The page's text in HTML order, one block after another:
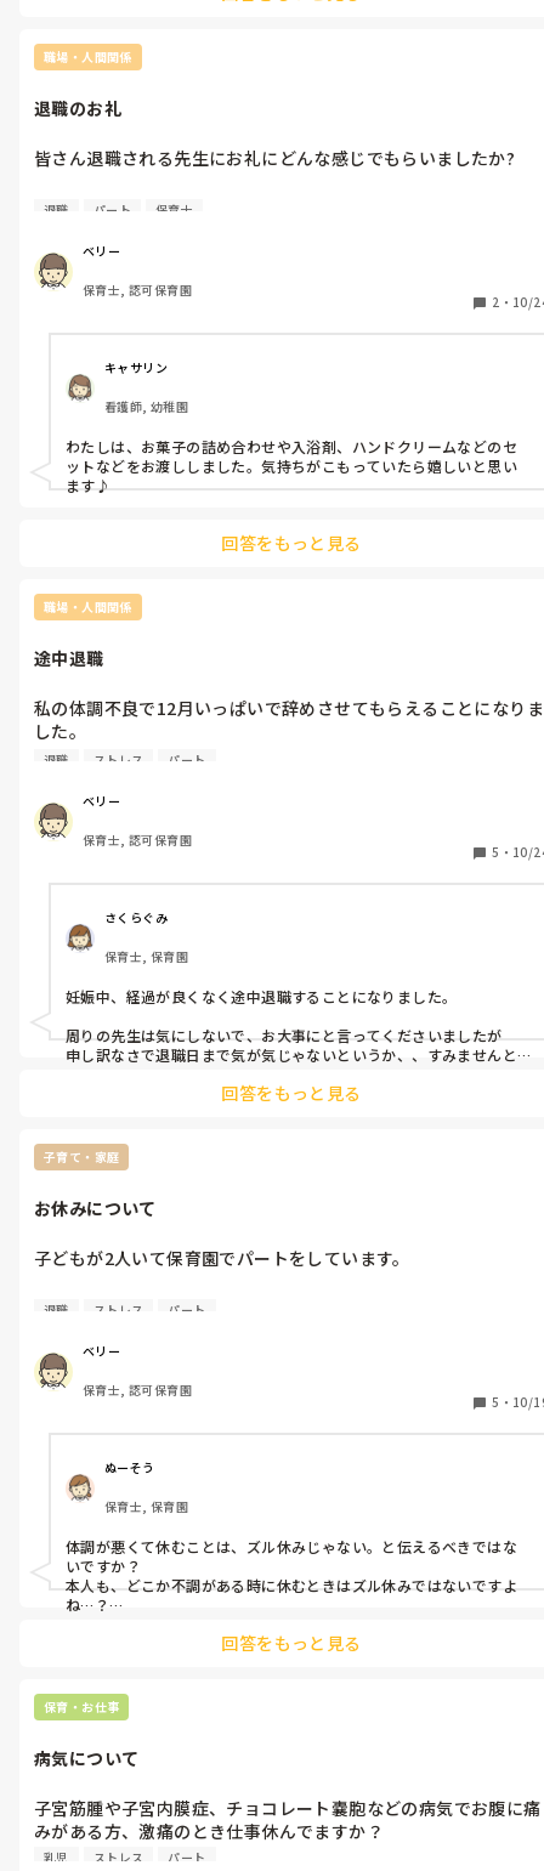
職場・人間関係
退職のお礼
皆さん退職される先生にお礼にどんな感じでもらいましたか?
辞められて渡されたことのある先生はどんなものあげましたか?
今の職場は昨年度辞められた先生は、ハンカチとティーパックと
お菓子セットで皆さんにあげられる先生やボールペンやお菓子セ
ットで渡されるなどいろんな先生がいました。
どんな感じであげようか悩んでます。
アドバイス宜しくお願いします。
退職 パート 保育士
ベリー
保育士, 認可保育園
2 ・ 10/
キャサリン
看護師, 幼稚園
わたしは、お菓子の詰め合わせや入浴剤、ハンドクリームなどのセ
ットなどをお渡ししました。気持ちがこもっていたら嬉しいと思い
ます♪
回答をもっと見る
職場・人間関係
途中退職
私の体調不良で12月いっぱいで辞めさせてもらえることになりま
した。
ホントに周りの先生には迷惑おかけするので途中退職悩みました
退職周りが知ってから退職日までが辛いなと今ひしひし感じてま
す。
退職 ストレス パート
ベリー
保育士, 認可保育園
5 ・ 10/
さくらぐみ
保育士, 保育園
妊娠中、経過が良くなく途中退職することになりました。
周りの先生は気にしないで、お大事にと言ってくださいましたが
申し訳なさで退職日まで気が気じゃないというか、、すみませんと
回答をもっと見る
子育て・家庭
お休みについて
子どもが2人いて保育園でパートをしています。
上の子が最近ズル休みという言葉を覚えました。
休んだり、私が体調が悪いと子どもを保育園に連れて行き家で1
日寝てることもあります。
今日も体調が悪くお休みさせてもらい、子どもは保育園に連れて
行きました。
帰りの車の中でまま今日ズル休みしたのなんでと言いました。
育児ノイローゼ気味と職場でのパワハラでのうつ気味です。
いとは言ってあります。
もし早く退職できるなら12月いっぱいでできるなら辞めたいと言
言われるとどうしたらいいですか？
下の子がよく熱を出すので上も一緒に休みたいと言われると一緒
退職 ストレス パート
ベリー
保育士, 認可保育園
5 ・ 10/
ぬーそう
保育士, 保育園
体調が悪くて休むことは、ズル休みじゃない。と伝えるべきではな
いですか？
本人も、どこか不調がある時に休むときはズル休みではないですよ
ね…？
兄弟のどちらかが体調不良の時は、兄弟みんな休む家庭も少なから
あまり無理なさらず、過ごしてください！
回答をもっと見る
保育・お仕事
病気について
子宮筋腫や子宮内膜症、チョコレート嚢胞などの病気でお腹に痛
みがある方、激痛のとき仕事休んでますか？
ロキソニンなどの薬飲んでなんとか言ってますか？
乳児 ストレス パート